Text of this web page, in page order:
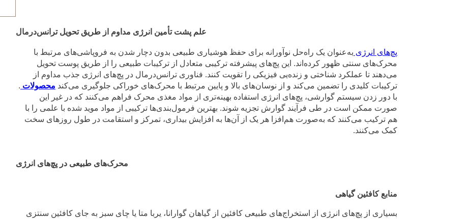
علم پشت تأمین انرژی مداوم از طریق تحویل ترانس‌درمال
پچ‌های انرژی به‌عنوان یک راه‌حل نوآورانه برای حفظ هوشیاری طبیعی بدون دچار شدن به فروپاشی‌های مرتبط با
محرک‌های سنتی ظهور کرده‌اند. این پچ‌های پیشرفته ترکیبی متعادل از ترکیبات طبیعی را از طریق پوست تحویل
می‌دهند تا عملکرد شناختی و زنده‌یی فیزیکی را تقویت کنند. فناوری ترانس‌درمال در پچ‌های انرژی جذب مداوم از
ترکیبات کلیدی را تضمین می‌کند و از نوسان‌های بالا و پایین مرتبط با محرک‌های خوراکی جلوگیری می‌کند محصولات .
با دور زدن سیستم گوارشی، پچ‌های انرژی استفاده بهینه‌تری از مواد مغذی محرک فراهم می‌کنند که در غیر این
صورت ممکن است در طی فرآیند گوارش تجزیه شوند. بهترین فرمول‌بندی‌ها ترکیبی از مواد موید شده با علمی را با
هم ترکیب می‌کنند که به‌صورت هم‌افزا هر یک از آن‌ها به افزایش بیداری، تمرکز و استقامت در طول روزهای سخت
کمک می‌کنند.
محرک‌های طبیعی در پچ‌های انرژی
منابع کافئین گیاهی
بسیاری از پچ‌های انرژی از استخراج‌های طبیعی کافئین از گیاهان گوارانا، یربا متا یا چای سبز به جای کافئین سنتزی